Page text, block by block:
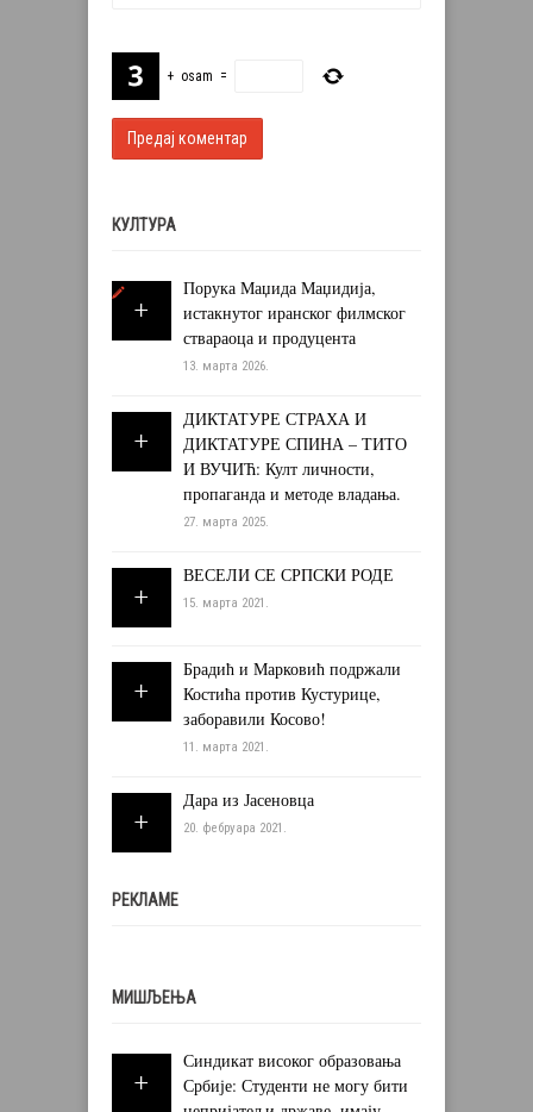
+ osam =
КУЛТУРА
Порука Маџида Маџидија,
истакнутог иранског филмског
ствараоца и продуцента
13. марта 2026.
ДИКТАТУРЕ СТРАХА И
ДИКТАТУРЕ СПИНА – ТИТО
И ВУЧИЋ: Култ личности,
пропаганда и методе владања.
27. марта 2025.
ВЕСЕЛИ СЕ СРПСКИ РОДЕ
15. марта 2021.
Брадић и Марковић подржали
Костића против Кустурице,
заборавили Косово!
11. марта 2021.
Дара из Јасеновца
20. фебруара 2021.
РЕКЛАМЕ
МИШЉЕЊА
Синдикат високог образовања
Србије: Студенти не могу бити